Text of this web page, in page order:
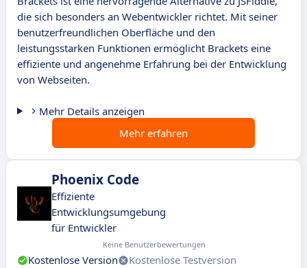
die sich besonders an Webentwickler richtet. Mit seiner
benutzerfreundlichen Oberfläche und den
leistungsstarken Funktionen ermöglicht Brackets eine
effiziente und angenehme Erfahrung bei der Entwicklung
von Webseiten.
Mehr Details anzeigen
Mehr erfahren
Phoenix Code
Effiziente
Entwicklungsumgebung
für Entwickler
Keine Benutzerbewertungen
Kostenlose Version
Kostenlose Testversion